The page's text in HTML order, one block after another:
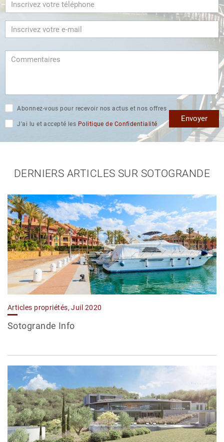
Abonnez-vous pour recevoir nos actus et nos offres
J’ai lu et accepté les Politique de Confidentialité
Envoyer
DERNIERS ARTICLES SUR SOTOGRANDE
Articles propriétés, Juil 2020
Sotogrande Info